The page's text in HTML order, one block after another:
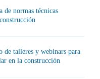
de normas técnicas
de talleres y webinars para
en la construcción